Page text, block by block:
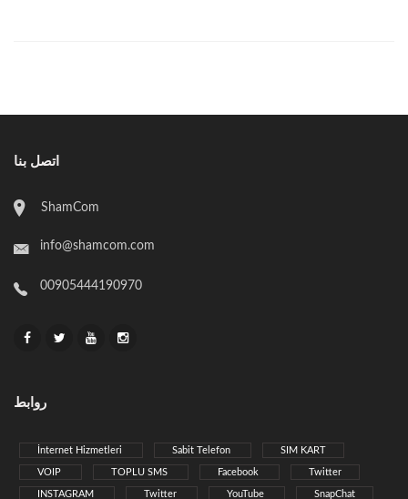
اتصل بنا
ShamCom
info@shamcom.com
00905444190970
روابط
İnternet Hizmetleri Sabit Telefon SIM KART
VOIP TOPLU SMS Facebook Twitter
INSTAGRAM Twitter YouTube SnapChat